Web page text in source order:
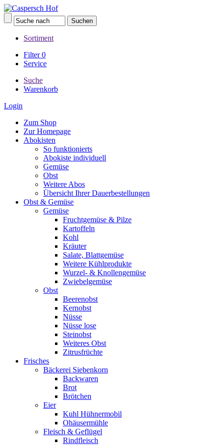
Sortiment
Filter0
Service
Suche
Warenkorb
Login
Zum Shop
Zur Homepage
Abokisten
So funktionierts
Abokiste individuell
Gemüse
Obst
Weitere Abos
Übersicht Ihrer Dauerbestellungen
Obst & Gemüse
Gemüse
Fruchtgemüse & Pilze
Kartoffeln
Kohl
Kräuter
Salate, Blattgemüse
Weitere Kühlprodukte
Wurzel- & Knollengemüse
Zwiebelgemüse
Obst
Beerenobst
Kernobst
Nüsse
Nüsse lose
Steinobst
Weiteres Obst
Zitrusfrüchte
Frisches
Bäckerei Siebenkorn
Backwaren
Brot
Brötchen
Eier
Kuhl Hühnermobil
Ohäusermühle
Fleisch & Geflügel
Rindfleisch